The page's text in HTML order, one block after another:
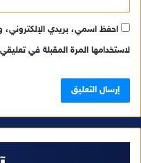
احفظ اسمي، بريدي الإلكتروني،
لاستخدامها المرة المقبلة في